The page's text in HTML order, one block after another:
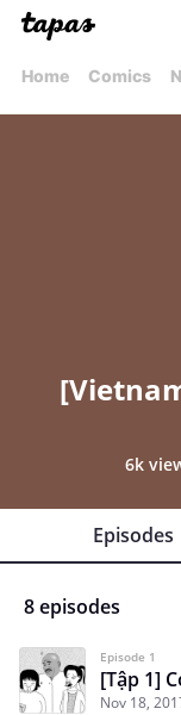
Home Comics
6k
Episodes
8 episodes
Episode 1
[Tập 1]
Nov 18,